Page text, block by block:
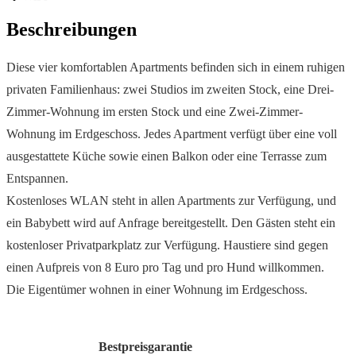
Beschreibungen
Diese vier komfortablen Apartments befinden sich in einem ruhigen
privaten Familienhaus: zwei Studios im zweiten Stock, eine Drei-
Zimmer-Wohnung im ersten Stock und eine Zwei-Zimmer-
Wohnung im Erdgeschoss. Jedes Apartment verfügt über eine voll
ausgestattete Küche sowie einen Balkon oder eine Terrasse zum
Entspannen.
Kostenloses WLAN steht in allen Apartments zur Verfügung, und
ein Babybett wird auf Anfrage bereitgestellt. Den Gästen steht ein
kostenloser Privatparkplatz zur Verfügung. Haustiere sind gegen
einen Aufpreis von 8 Euro pro Tag und pro Hund willkommen.
Die Eigentümer wohnen in einer Wohnung im Erdgeschoss.
Bestpreisgarantie